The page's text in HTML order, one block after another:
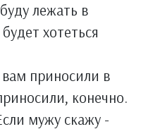
лежать в
хотеться
вам приносили в
конечно.
мужу скажу -